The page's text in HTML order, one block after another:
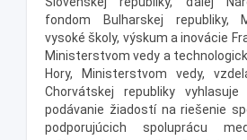
fondom Bulharskej republiky,
vysoké školy, výskum a inovácie
Ministerstvom vedy a
Hory, Ministerstvom vedy,
Chorvátskej republiky
podávanie žiadostí na riešenie
podporujúcich spoluprácu